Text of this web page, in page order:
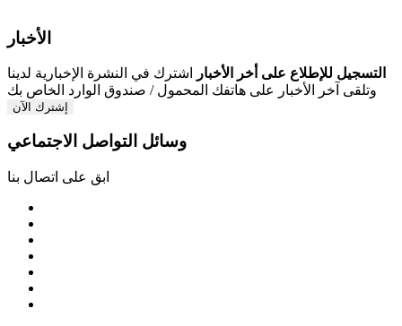
الأخبار
التسجيل للإطلاع على أخر الأخبار
اشترك في النشرة الإخبارية لدينا
وتلقى آخر الأخبار على هاتفك المحمول / صندوق الوارد الخاص بك
إشترك الآن
وسائل التواصل الاجتماعي
ابق على اتصال بنا